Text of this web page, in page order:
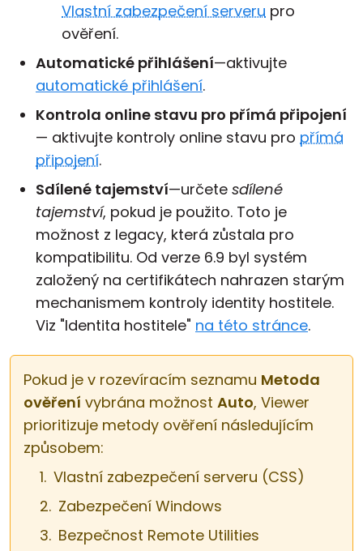
Vlastní zabezpečení serveru pro
ověření.
Automatické přihlášení—aktivujte
automatické přihlášení.
Kontrola online stavu pro přímá připojení
— aktivujte kontroly online stavu pro přímá
připojení.
Sdílené tajemství—určete sdílené
tajemství, pokud je použito. Toto je
možnost z legacy, která zůstala pro
kompatibilitu. Od verze 6.9 byl systém
založený na certifikátech nahrazen starým
mechanismem kontroly identity hostitele.
Viz "Identita hostitele" na této stránce.
Pokud je v rozevíracím seznamu Metoda
ověření vybrána možnost Auto, Viewer
prioritizuje metody ověření následujícím
způsobem:
Vlastní zabezpečení serveru (CSS)
Zabezpečení Windows
Bezpečnost Remote Utilities